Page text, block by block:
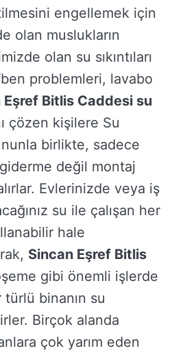
engellemek için
olan muslukların
olan su sıkıntıları
problemleri, lavabo
Eşref Bitlis Caddesi su
çözen kişilere Su
birlikte, sadece
değil montaj
Evlerinizde veya iş
su ile çalışan her
hale
Sincan Eşref Bitlis
gibi önemli işlerde
binanın su
Birçok alanda
çok yarım eden